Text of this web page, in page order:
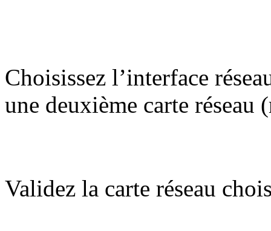
Choisissez l’interface
une deuxième carte
Validez la carte réseau